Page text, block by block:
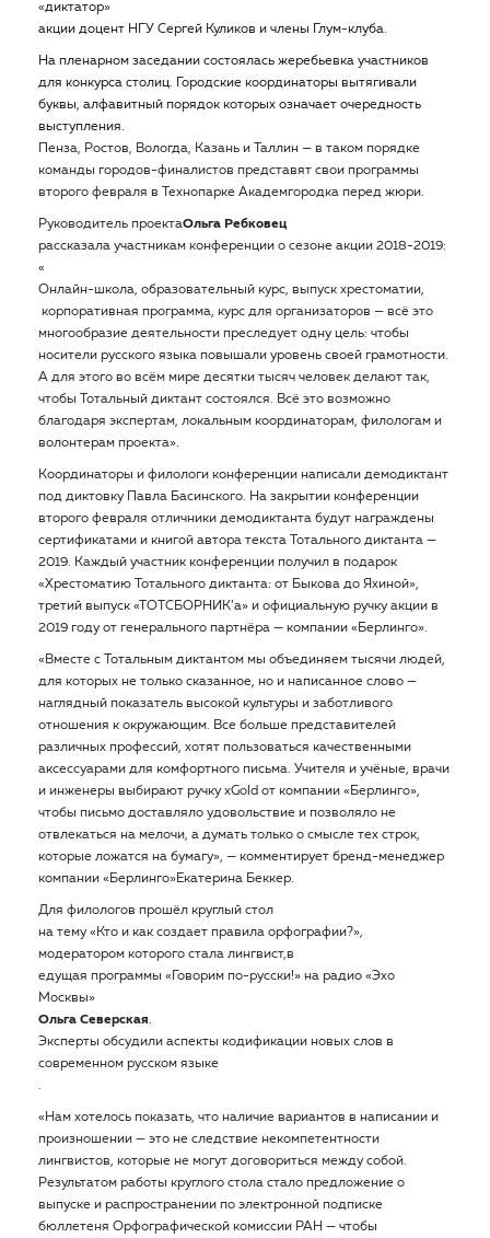
«диктатор»
акции доцент НГУ Сергей Куликов и члены Глум-клуба.
На пленарном заседании состоялась жеребьевка участников
для конкурса столиц. Городские координаторы вытягивали
буквы, алфавитный порядок которых означает очередность
выступления.
Пенза, Ростов, Вологда, Казань и Таллин — в таком порядке
команды городов-финалистов представят свои программы
второго февраля в Технопарке Академгородка перед жюри.
Руководитель проектаОльга Ребковец
рассказала участникам конференции о сезоне акции 2018-2019:
«
Онлайн-школа, образовательный курс, выпуск хрестоматии,
корпоративная программа, курс для организаторов — всё это
многообразие деятельности преследует одну цель: чтобы
носители русского языка повышали уровень своей грамотности.
А для этого во всём мире десятки тысяч человек делают так,
чтобы Тотальный диктант состоялся. Всё это возможно
благодаря экспертам, локальным координаторам, филологам и
волонтерам проекта».
Координаторы и филологи конференции написали демодиктант
под диктовку Павла Басинского. На закрытии конференции
второго февраля отличники демодиктанта будут награждены
сертификатами и книгой автора текста Тотального диктанта —
2019. Каждый участник конференции получил в подарок
«Хрестоматию Тотального диктанта: от Быкова до Яхиной»,
третий выпуск «ТОТСБОРНИК’а» и официальную ручку акции в
2019 году от генерального партнёра — компании «Берлинго».
«Вместе с Тотальным диктантом мы объединяем тысячи людей,
для которых не только сказанное, но и написанное слово —
наглядный показатель высокой культуры и заботливого
отношения к окружающим. Все больше представителей
различных профессий, хотят пользоваться качественными
аксессуарами для комфортного письма. Учителя и учёные, врачи
и инженеры выбирают ручку xGold от компании «Берлинго»,
чтобы письмо доставляло удовольствие и позволяло не
отвлекаться на мелочи, а думать только о смысле тех строк,
которые ложатся на бумагу», — комментирует бренд-менеджер
компании «Берлинго»Екатерина Беккер.
Для филологов прошёл круглый стол
на тему «Кто и как создает правила орфографии?»,
модератором которого стала лингвист,в
едущая программы «Говорим по-русски!» на радио «Эхо
Москвы»
Ольга Северская.
Эксперты обсудили аспекты кодификации новых слов в
современном русском языке
.
«Нам хотелось показать, что наличие вариантов в написании и
произношении — это не следствие некомпетентности
лингвистов, которые не могут договориться между собой.
Результатом работы круглого стола стало предложение о
выпуске и распространении по электронной подписке
бюллетеня Орфографической комиссии РАН — чтобы